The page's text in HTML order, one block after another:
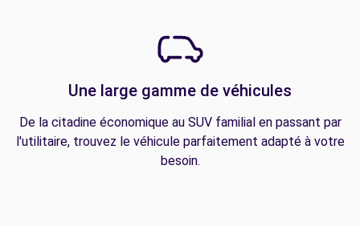
Une large gamme de véhicules
De la citadine économique au SUV familial en passant par
l'utilitaire, trouvez le véhicule parfaitement adapté à votre
besoin.